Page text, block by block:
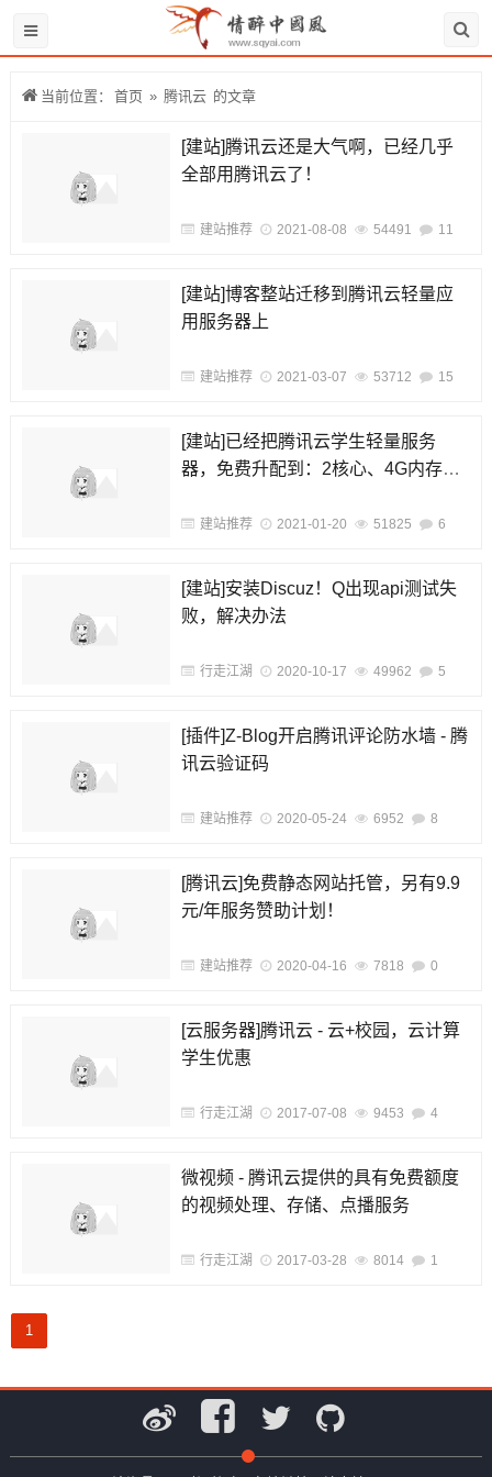
当前位置： 首页 » 腾讯云 的文章
[建站]腾讯云还是大气啊，已经几乎
全部用腾讯云了！
建站推荐 2021-08-08 54491 11
[建站]博客整站迁移到腾讯云轻量应
用服务器上
建站推荐 2021-03-07 53712 15
[建站]已经把腾讯云学生轻量服务
器，免费升配到：2核心、4G内存、
建站推荐 2021-01-20 51825 6
[建站]安装Discuz！Q出现api测试失
败，解决办法
行走江湖 2020-10-17 49962 5
[插件]Z-Blog开启腾讯评论防水墙 - 腾
讯云验证码
建站推荐 2020-05-24 6952 8
[腾讯云]免费静态网站托管，另有9.9
元/年服务赞助计划！
建站推荐 2020-04-16 7818 0
[云服务器]腾讯云 - 云+校园，云计算
学生优惠
行走江湖 2017-07-08 9453 4
微视频 - 腾讯云提供的具有免费额度
的视频处理、存储、点播服务
行走江湖 2017-03-28 8014 1
1